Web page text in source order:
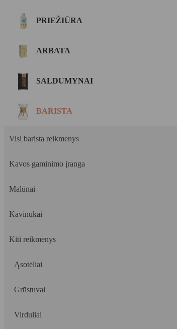
PRIEŽIŪRA
ARBATA
SALDUMYNAI
BARISTA
Visi barista reikmenys
Kavos gaminimo įranga
Malūnai
Kavinukai
Kiti reikmenys
Ąsotėliai
Grūstuvai
Virduliai